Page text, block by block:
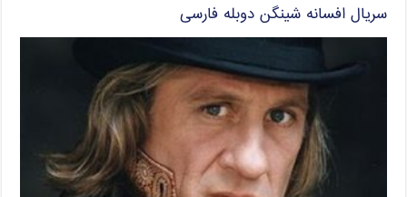
سریال افسانه شینگن دوبله فارسی